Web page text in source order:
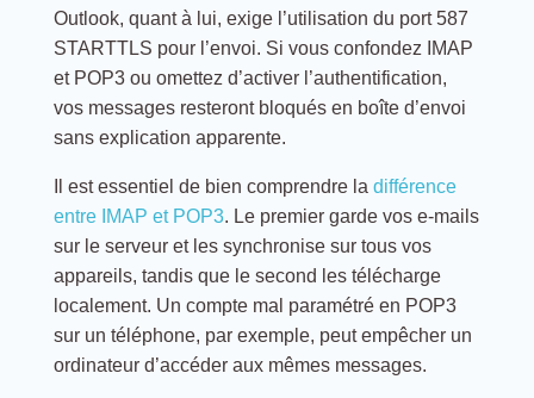
Outlook, quant à lui, exige l’utilisation du port 587
STARTTLS pour l’envoi. Si vous confondez IMAP
et POP3 ou omettez d’activer l’authentification,
vos messages resteront bloqués en boîte d’envoi
sans explication apparente.
Il est essentiel de bien comprendre la différence
entre IMAP et POP3. Le premier garde vos e-mails
sur le serveur et les synchronise sur tous vos
appareils, tandis que le second les télécharge
localement. Un compte mal paramétré en POP3
sur un téléphone, par exemple, peut empêcher un
ordinateur d’accéder aux mêmes messages.